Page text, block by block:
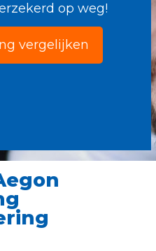
op weg!
vergelijken